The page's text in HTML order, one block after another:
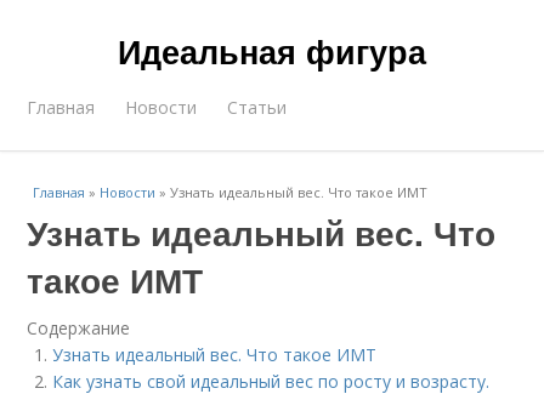
Идеальная фигура
Главная Новости Статьи
Главная » Новости »Узнать идеальный вес. Что такое ИМТ
Узнать идеальный вес. Что
такое ИМТ
Содержание
Узнать идеальный вес. Что такое ИМТ
Как узнать свой идеальный вес по росту и возрасту.